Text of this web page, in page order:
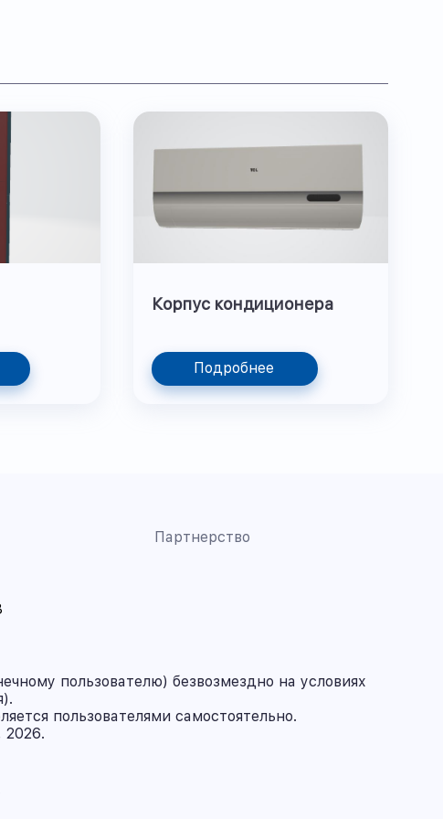
Корпус кондиционера
Подробнее
Партнерство
пользователю) безвозмездно на условиях
пользователями самостоятельно.